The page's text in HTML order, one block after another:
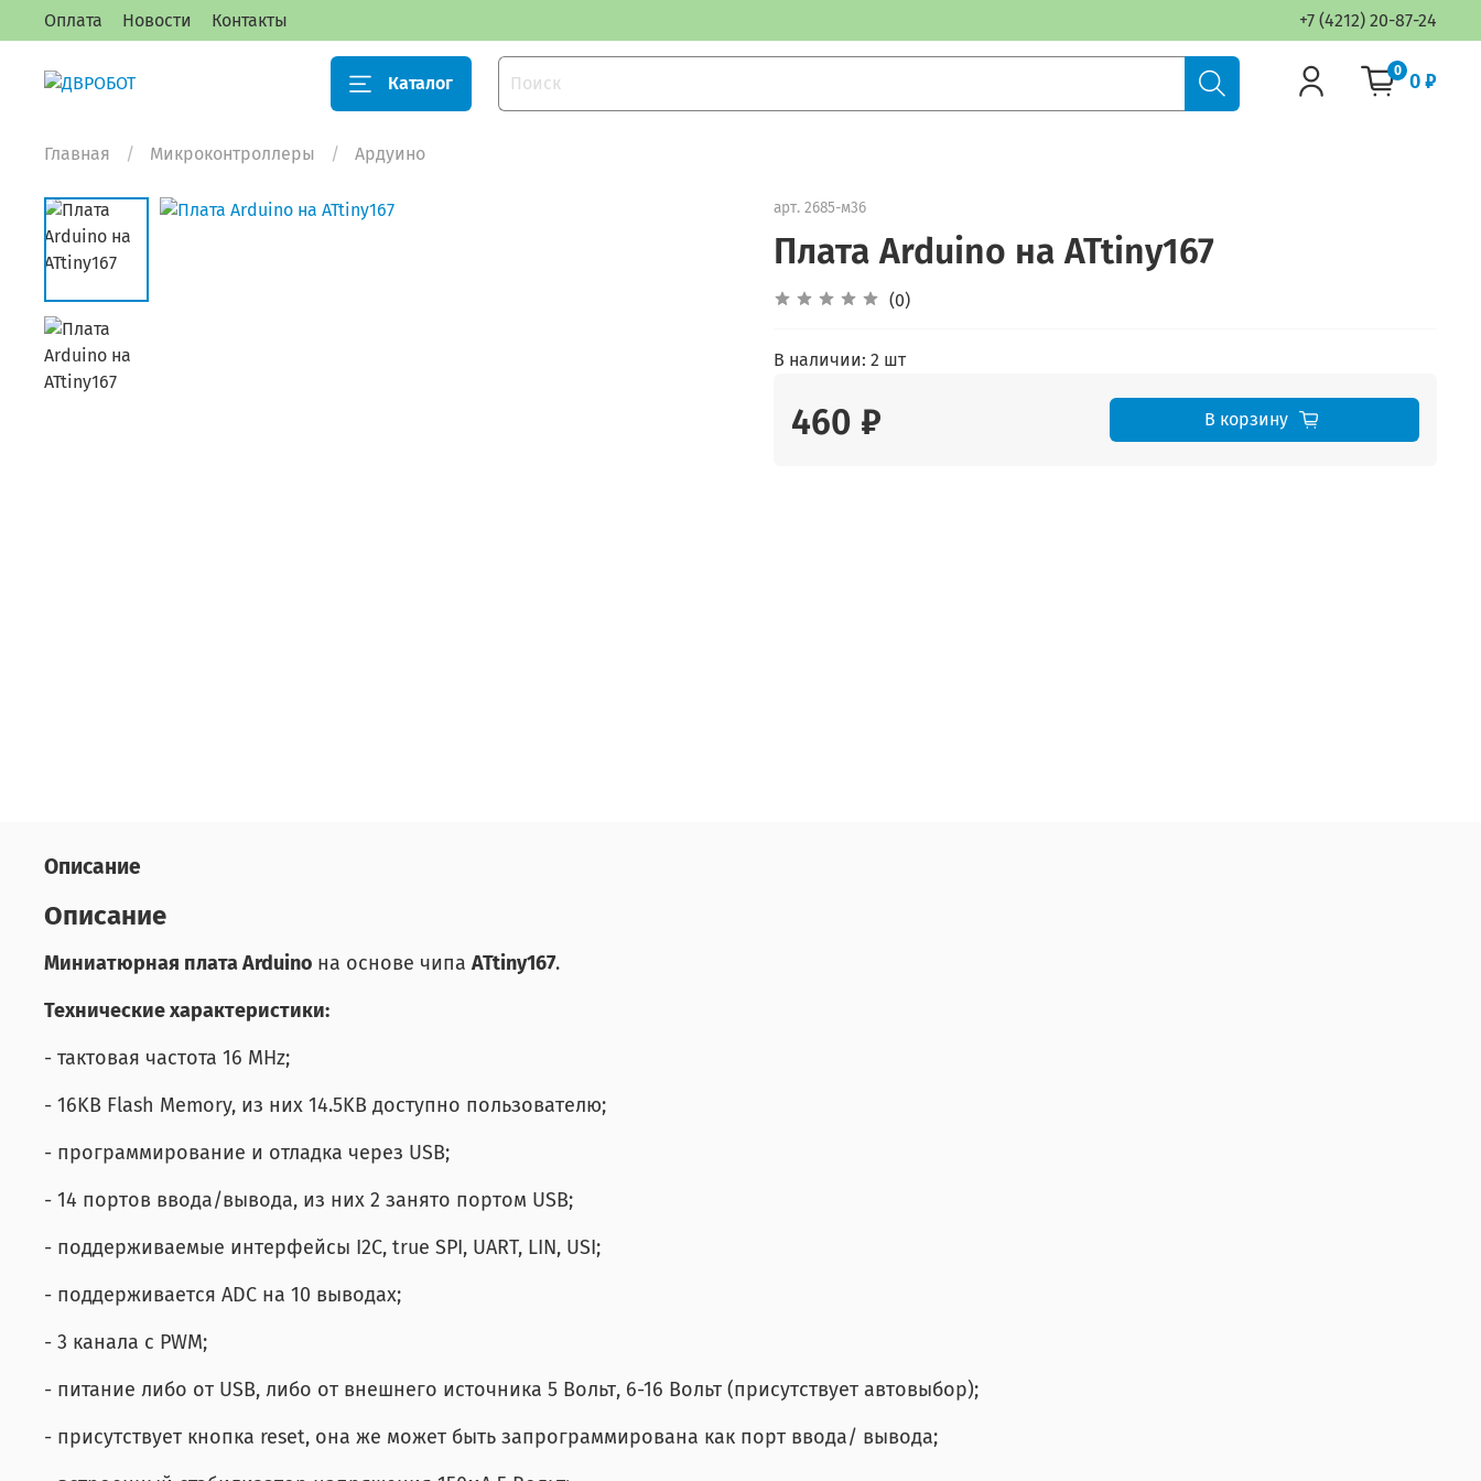
Оплата Новости Контакты +7 (4212) 20-87-24
Каталог
0 0 ₽
Главная Микроконтроллеры Ардуино
арт. 2685-м36
Плата Arduino на ATtiny167
(0)
В наличии: 2 шт
460 ₽ В корзину
Описание
Описание
Миниатюрная плата Arduino на основе чипа ATtiny167.
Технические характеристики:
- тактовая частота 16 MHz;
- 16KB Flash Memory, из них 14.5KВ доступно пользователю;
- программирование и отладка через USB;
- 14 портов ввода/вывода, из них 2 занято портом USB;
- поддерживаемые интерфейсы I2C, true SPI, UART, LIN, USI;
- поддерживается ADC на 10 выводах;
- 3 канала с PWM;
- питание либо от USB, либо от внешнего источника 5 Вольт, 6-16 Вольт (присутствует автовыбор);
- присутствует кнопка reset, она же может быть запрограммирована как порт ввода/ вывода;